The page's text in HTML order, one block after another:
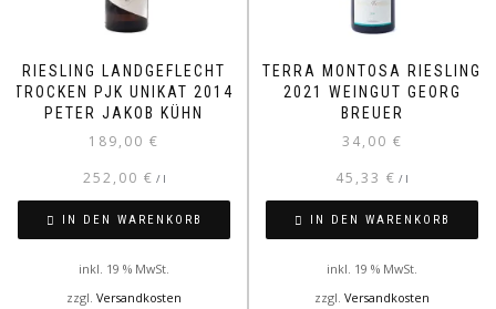
RIESLING LANDGEFLECHT
TROCKEN PJK UNIKAT 2014
PETER JAKOB KÜHN
189,00 €
252,00 € / l
IN DEN WARENKORB
inkl. 19 % MwSt.
zzgl. Versandkosten
TERRA MONTOSA RIESLING
2021 WEINGUT GEORG
BREUER
34,00 €
45,33 € / l
IN DEN WARENKORB
inkl. 19 % MwSt.
zzgl. Versandkosten